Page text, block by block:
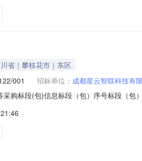
省｜攀枝花市｜东区
001 招标单位： 成都星云智联科技有
采购标段(包)信息标段（包）序号标段（
资金来源，项目已具备采购条件，邀请有